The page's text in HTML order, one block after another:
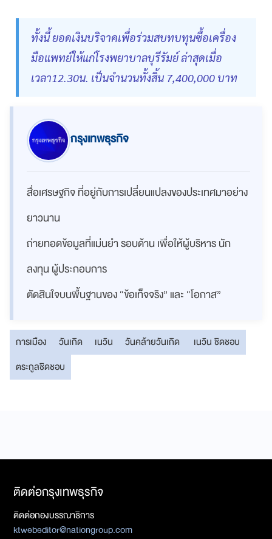
ทั้งนี้ ยอดเงินบริจาคเพื่อร่วมสบทบทุนซื้อเครื่อง
มือแพทย์ให้แก่โรงพยาบาลบุรีรัมย์ ล่าสุดเมื่อ
เวลา12.30น. เป็นจำนวนทั้งสิ้น 7,400,000 บาท
กรุงเทพธุรกิจ
สื่อเศรษฐกิจ ที่อยู่กับการเปลี่ยนแปลงของประเทศมาอย่าง
ยาวนาน
ถ่ายทอดข้อมูลที่แม่นยำ รอบด้าน เพื่อให้ผู้บริหาร นัก
ลงทุน ผู้ประกอบการ
ตัดสินใจบนพื้นฐานของ “ข้อเท็จจริง” และ “โอกาส”
การเมือง วันเกิด เนวิน วันคล้ายวันเกิด
เนวิน ชิดชอบ
ตระกูลชิดชอบ
ติดต่อกรุงเทพธุรกิจ
ติดต่อกองบรรณาธิการ
ktwebeditor@nationgroup.com